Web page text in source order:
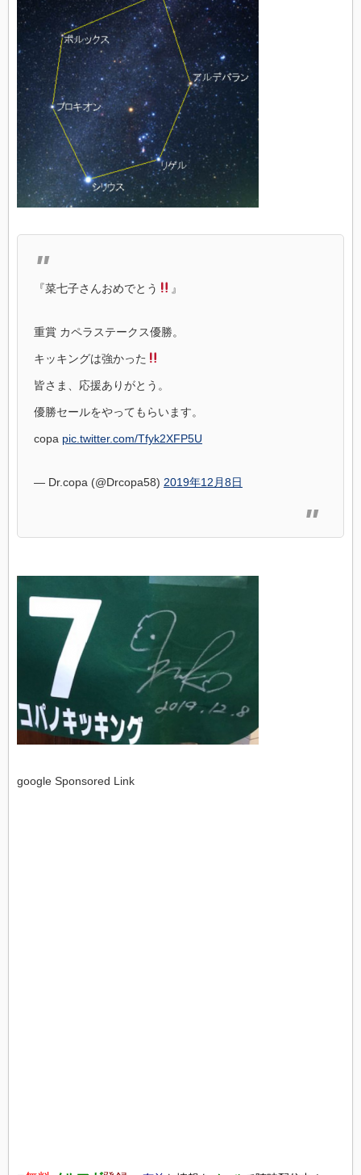
『菜七子さんおめでとう 』
重賞 カペラステークス優勝。
キッキングは強かった
皆さま、応援ありがとう。
優勝セールをやってもらいます。
copa pic.twitter.com/Tfyk2XFP5U
— Dr.copa (@Drcopa58) 2019年12月8日
google Sponsored Link